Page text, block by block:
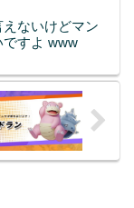
ないけどマン
ですよ www